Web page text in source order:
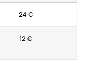
24 €
12 €